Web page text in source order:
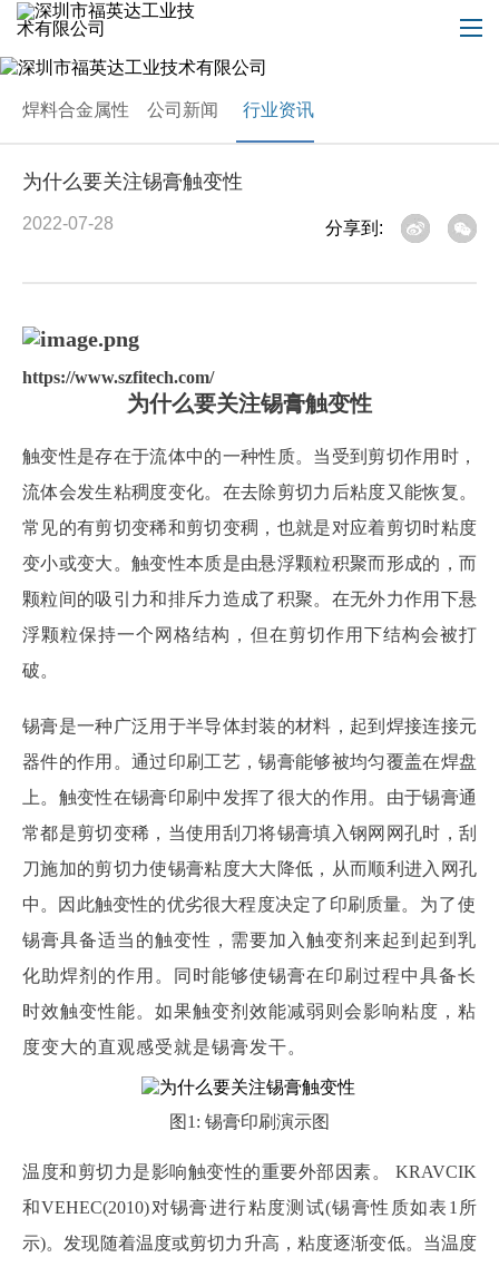
焊料合金属性 公司新闻 行业资讯
为什么要关注锡膏触变性
2022-07-28 分享到:
https://www.szfitech.com/
为什么要关注锡膏触变性
触变性是存在于流体中的一种性质。当受到剪切作用时，
流体会发生粘稠度变化。在去除剪切力后粘度又能恢复。
常见的有剪切变稀和剪切变稠，也就是对应着剪切时粘度
变小或变大。触变性本质是由悬浮颗粒积聚而形成的，而
颗粒间的吸引力和排斥力造成了积聚。在无外力作用下悬
浮颗粒保持一个网格结构，但在剪切作用下结构会被打
破。
锡膏是一种广泛用于半导体封装的材料，起到焊接连接元
器件的作用。通过印刷工艺，锡膏能够被均匀覆盖在焊盘
上。触变性在锡膏印刷中发挥了很大的作用。由于锡膏通
常都是剪切变稀，当使用刮刀将锡膏填入钢网网孔时，刮
刀施加的剪切力使锡膏粘度大大降低，从而顺利进入网孔
中。因此触变性的优劣很大程度决定了印刷质量。 为了使
锡膏具备适当的触变性 ， 需要加入触变剂来起到 起到乳
化助焊剂的作用。同时能够使锡膏在印刷 过程中具备长
时效触变性能。如果触变剂效能减弱则会影响粘度，粘
度变大的直观感受就是锡膏发干。
图 1: 锡膏印刷演示图
温度和剪切力是影响触变性的重要外部因素。
KRAVCIK
和VEHEC(2010)对锡膏进行粘度测试(锡膏性质如表1所
示)。发现随着温度或剪切力升高，粘度逐渐变低。当温度